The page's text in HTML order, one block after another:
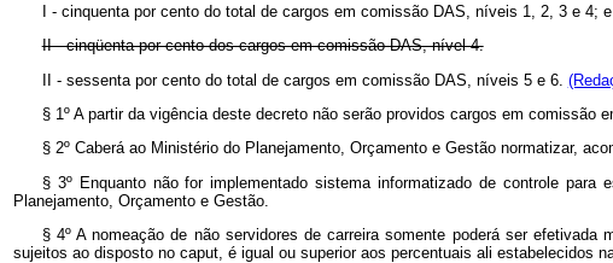
I - cinquenta por cento do total de cargos em comissão DAS, níveis 1, 2, 3 e 4; e
II - cinqüenta por cento dos cargos em comissão DAS, nível 4.
II - sessenta por cento do total de cargos em comissão DAS, níveis 5 e 6.
§ 1º A partir da vigência deste decreto não serão providos cargos em comissão
§ 2º Caberá ao Ministério do Planejamento, Orçamento e Gestão normatizar,
§ 3º Enquanto não for implementado sistema informatizado de controle
Planejamento, Orçamento e Gestão.
§ 4º A nomeação de não servidores de carreira somente poderá ser
sujeitos ao disposto no caput, é igual ou superior aos percentuais ali estabelecidos